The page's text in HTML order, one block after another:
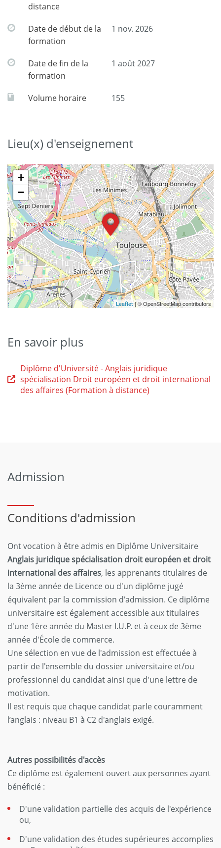
distance
Date de début de la
formation
1 nov. 2026
Date de fin de la
formation
1 août 2027
Volume horaire 155
Lieu(x) d'enseignement
+
−
Leaflet| © OpenStreetMap contributors
En savoir plus
Diplôme d'Université - Anglais juridique
spécialisation Droit européen et droit international
des affaires (Formation à distance)
Admission
Conditions d'admission
Ont vocation à être admis en Diplôme Universitaire
Anglais juridique spécialisation droit européen et droit
international des affaires, les apprenants titulaires de
la 3ème année de Licence ou d'un diplôme jugé
équivalent par la commission d'admission. Ce diplôme
universitaire est également accessible aux titulaires
d'une 1ère année du Master I.U.P. et à ceux de 3ème
année d'École de commerce.
Une sélection en vue de l'admission est effectuée à
partir de l'ensemble du dossier universitaire et/ou
professionnel du candidat ainsi que d'une lettre de
motivation.
Il est requis que chaque candidat parle couramment
l’anglais : niveau B1 à C2 d'anglais exigé.
Autres possibilités d'accès
Ce diplôme est également ouvert aux personnes ayant
bénéficié :
D'une validation partielle des acquis de l'expérience
ou,
D'une validation des études supérieures accomplies